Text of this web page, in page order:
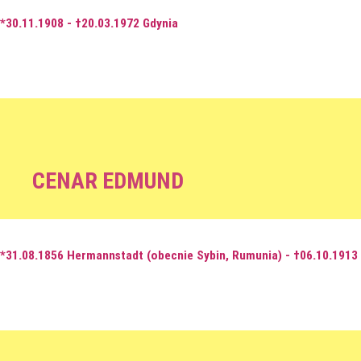
*30.11.1908 - †20.03.1972 Gdynia
CENAR EDMUND
*31.08.1856 Hermannstadt (obecnie Sybin, Rumunia) - †06.10.1913